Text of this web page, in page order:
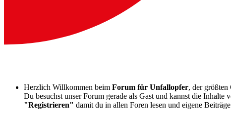
Herzlich Willkommen beim Forum für Unfallopfer, der
Du besuchst unser Forum gerade als Gast und kannst die
"Registrieren" damit du in allen Foren lesen und eigene